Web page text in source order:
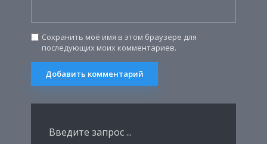
Сохранить моё имя в этом браузере для
последующих моих комментариев.